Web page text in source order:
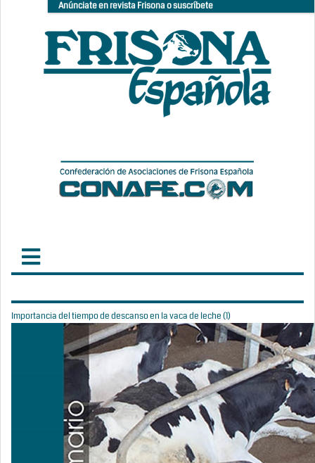
Anúnciate en revista Frisona o suscríbete
Importancia del tiempo de descanso en la vaca de leche (1)